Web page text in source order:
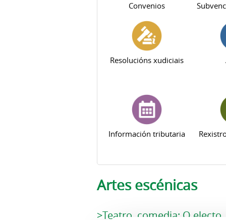
Convenios
Resolucións xudiciais
Información tributaria
Artes escénicas
>Teatro, comedia: O electo